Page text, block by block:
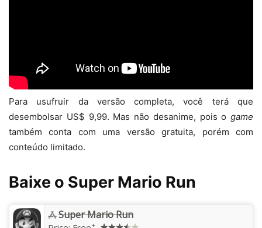
Para usufruir da versão completa, você terá que
desembolsar US$ 9,99. Mas não desanime, pois o game
também conta com uma versão gratuita, porém com
conteúdo limitado.
Baixe o Super Mario Run
Super Mario Run
+